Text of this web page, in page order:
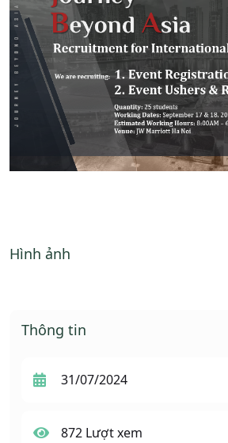
Hình ảnh
Thông tin
31/07/2024
872 Lượt xem